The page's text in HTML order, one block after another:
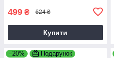
499 ₴ 624 ₴
Купити
–20% Подарунок